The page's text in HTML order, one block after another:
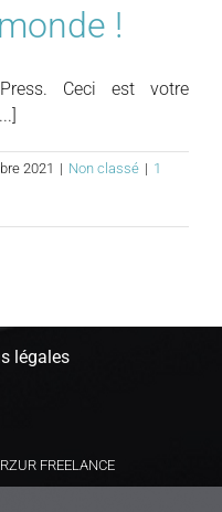
!
Ceci est votre
2021 | Non classé | 1
légales
FREELANCE